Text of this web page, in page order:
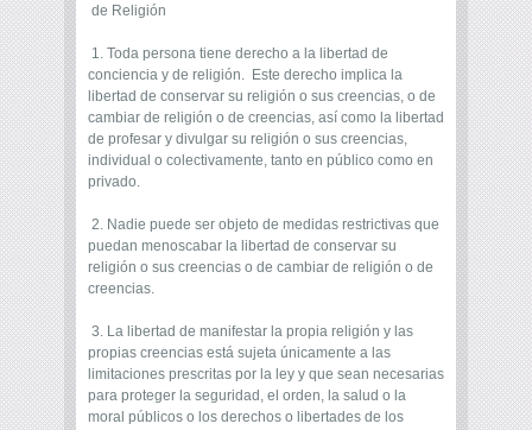
de Religión
1. Toda persona tiene derecho a la libertad de
conciencia y de religión. Este derecho implica la
libertad de conservar su religión o sus creencias, o de
cambiar de religión o de creencias, así como la libertad
de profesar y divulgar su religión o sus creencias,
individual o colectivamente, tanto en público como en
privado.
2. Nadie puede ser objeto de medidas restrictivas que
puedan menoscabar la libertad de conservar su
religión o sus creencias o de cambiar de religión o de
creencias.
3. La libertad de manifestar la propia religión y las
propias creencias está sujeta únicamente a las
limitaciones prescritas por la ley y que sean necesarias
para proteger la seguridad, el orden, la salud o la
moral públicos o los derechos o libertades de los